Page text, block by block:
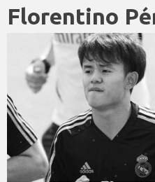
Florentino